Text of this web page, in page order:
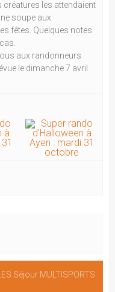
les attendaient
soupe aux
fêtes. Quelques notes
aux randonneurs
le dimanche 7 avril
Séjour MULTISPORTS